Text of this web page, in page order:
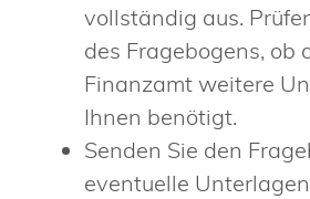
vollständig aus.
des Fragebogens, ob
Finanzamt weitere
Ihnen benötigt.
Senden Sie den
eventuelle